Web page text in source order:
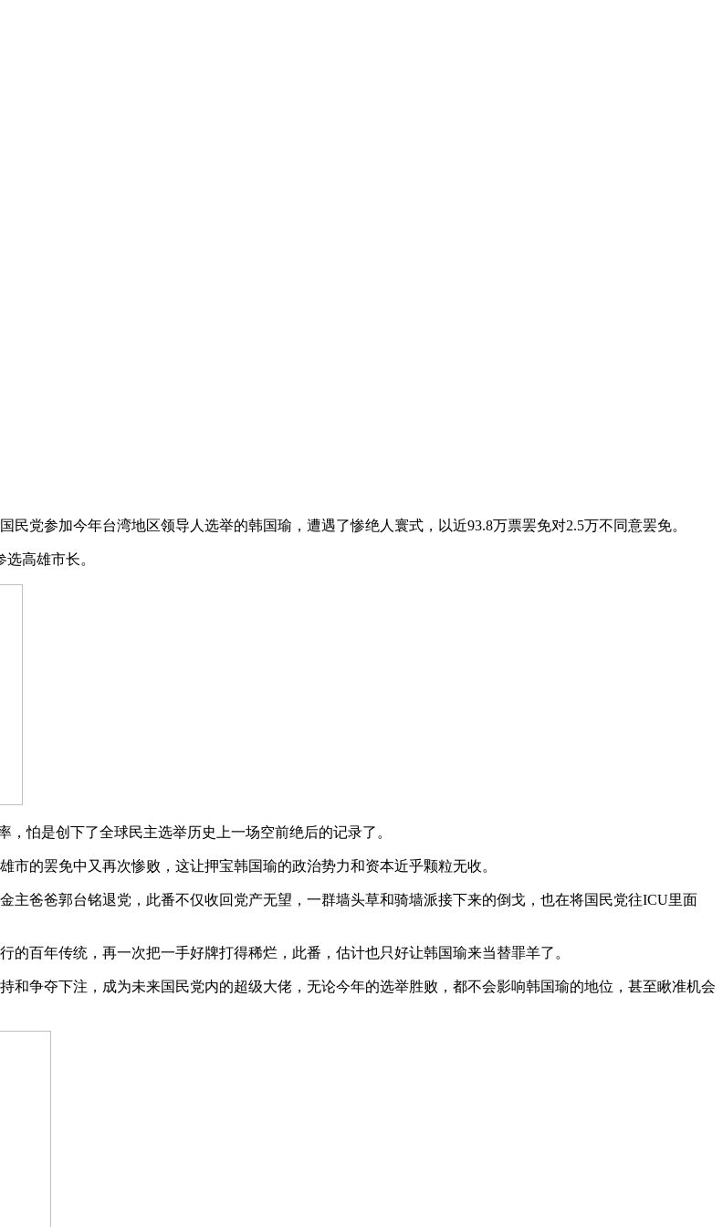
党参加今年台湾地区领导人选举的韩国瑜，遭遇了惨绝人寰式，以近93.8万票罢免对2.5万不同意罢免。
高雄市长。
怕是创下了全球民主选举历史上一场空前绝后的记录了。
的罢免中又再次惨败，这让押宝韩国瑜的政治势力和资本近乎颗粒无收。
爸爸郭台铭退党，此番不仅收回党产无望，一群墙头草和骑墙派接下来的倒戈，也在将国民党往ICU里面
百年传统，再一次把一手好牌打得稀烂，此番，估计也只好让韩国瑜来当替罪羊了。
争夺下注，成为未来国民党内的超级大佬，无论今年的选举胜败，都不会影响韩国瑜的地位，甚至瞅准机会